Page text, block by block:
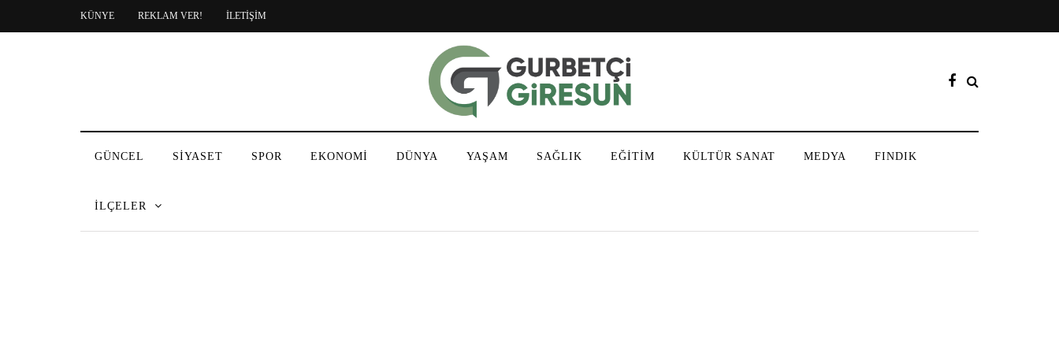
KÜNYE REKLAM VER! İLETİŞİM
GÜNCEL SİYASET SPOR EKONOMİ DÜNYA YAŞAM SAĞLIK EĞİTİM KÜLTÜR SANAT MEDYA FINDIK
İLÇELER